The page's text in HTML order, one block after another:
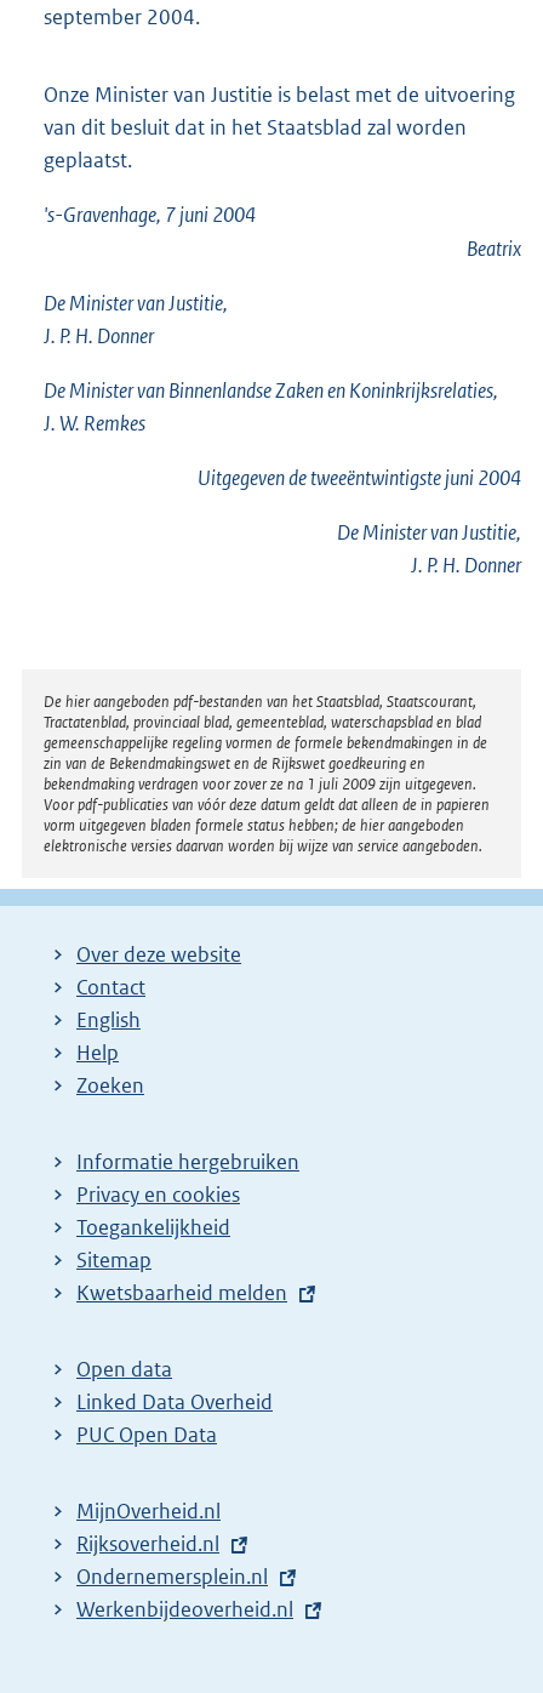
september 2004.
Onze Minister van Justitie is belast met de uitvoering
van dit besluit dat in het Staatsblad zal worden
geplaatst.
's-Gravenhage, 7 juni 2004
Beatrix
De Minister van Justitie,
J. P. H. Donner
De Minister van Binnenlandse Zaken en Koninkrijksrelaties,
J. W. Remkes
Uitgegeven detweeëntwintigstejuni 2004
De Minister van Justitie,
J. P. H. Donner
Disclaimer
De hier aangeboden pdf-bestanden van het Staatsblad, Staatscourant,
Tractatenblad, provinciaal blad, gemeenteblad, waterschapsblad en blad
gemeenschappelijke regeling vormen de formele bekendmakingen in de
zin van de Bekendmakingswet en de Rijkswet goedkeuring en
bekendmaking verdragen voor zover ze na 1 juli 2009 zijn uitgegeven.
Voor pdf-publicaties van vóór deze datum geldt dat alleen de in papieren
vorm uitgegeven bladen formele status hebben; de hier aangeboden
elektronische versies daarvan worden bij wijze van service aangeboden.
Over deze website
Contact
English
Help
Zoeken
Informatie hergebruiken
Privacy en cookies
Toegankelijkheid
Sitemap
E
t
e
r
l
i
n
k
Kwetsbaarheid melden
Open data
Linked Data Overheid
PUC Open Data
MijnOverheid.nl
E
x
t
Rijksoverheid.nl
E
x
Ondernemersplein.nl
E
Werkenbijdeoverheid.nl